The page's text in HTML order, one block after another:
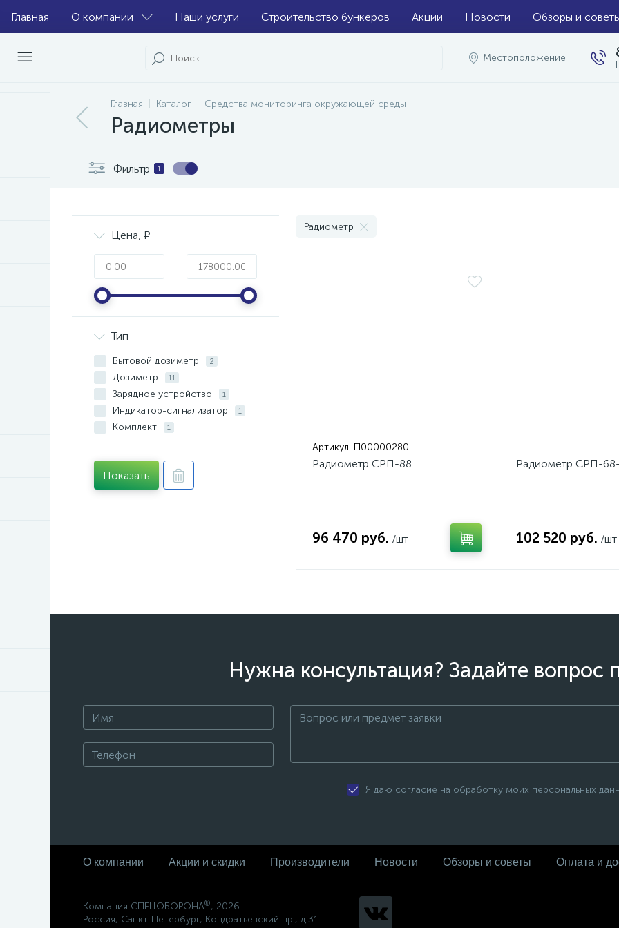
Главная О компании Наши услуги Строительство бункеров Акции Новости Обзоры и
Местоположение
Главная Каталог Средства мониторинга окружающей среды
Радиометры
Фильтр 1
Цена, ₽
-
Тип
Бытовой дозиметр 2
Дозиметр 11
Зарядное устройство 1
Индикатор-сигнализатор 1
Комплект 1
Радиометр 2
Показать
Радиометр
Артикул: П00000280
Радиометр СРП-88
96 470 руб. /шт
Радиометр СРП-
102 520 руб. /шт
Нужна консультация? Задайте вопрос
Я даю согласие на обработку моих персональных
О компании Акции и скидки Производители Новости Обзоры и советы Оплата и
Компания СПЕЦОБОРОНА®, 2026
Россия, Санкт-Петербург, Кондратьевский пр., д.31